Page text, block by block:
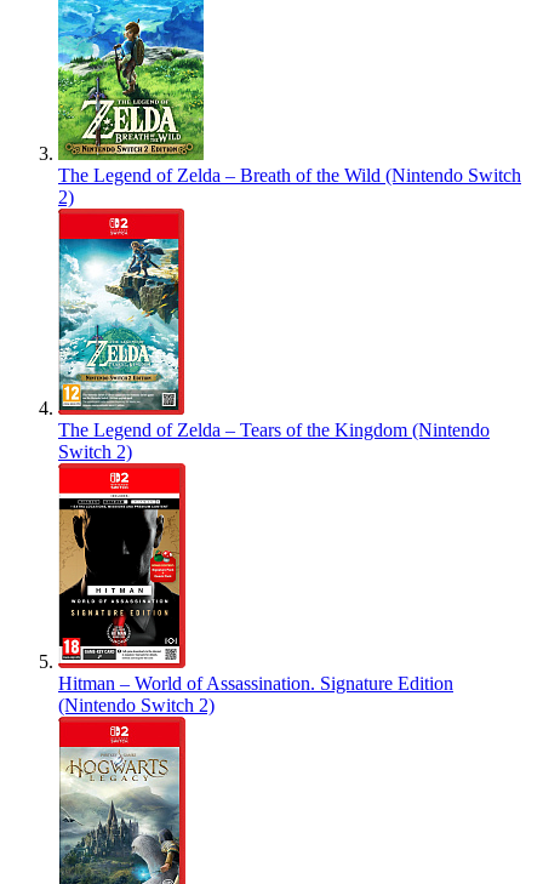
The Legend of Zelda – Breath of the Wild (Nintendo Switch
2)
The Legend of Zelda – Tears of the Kingdom (Nintendo
Switch 2)
Hitman – World of Assassination. Signature Edition
(Nintendo Switch 2)